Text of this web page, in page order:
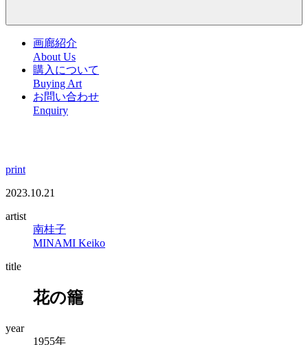
画廊紹介
About Us
購入について
Buying Art
お問い合わせ
Enquiry
print
2023.10.21
artist
南桂子
MINAMI Keiko
title
花の籠
year
1955年